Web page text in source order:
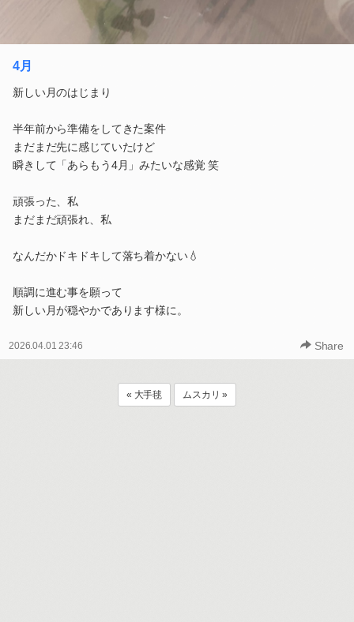
4月
新しい月のはじまり
半年前から準備をしてきた案件
まだまだ先に感じていたけど
瞬きして「あらもう4月」みたいな感覚 笑
頑張った、私
まだまだ頑張れ、私
なんだかドキドキして落ち着かない💧
順調に進む事を願って
新しい月が穏やかであります様に。
2026.04.01 23:46 Share
« 大手毬 ムスカリ »